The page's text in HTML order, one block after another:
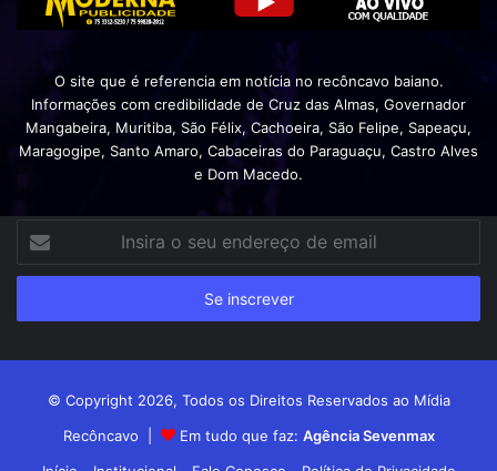
O site que é referencia em notícia no recôncavo baiano.
Informações com credibilidade de Cruz das Almas, Governador
Mangabeira, Muritiba, São Félix, Cachoeira, São Felipe, Sapeaçu,
Maragogipe, Santo Amaro, Cabaceiras do Paraguaçu, Castro Alves
e Dom Macedo.
seu
de
© Copyright 2026, Todos os Direitos Reservados ao Mídia
Recôncavo |
Em tudo que faz: Agência Sevenmax